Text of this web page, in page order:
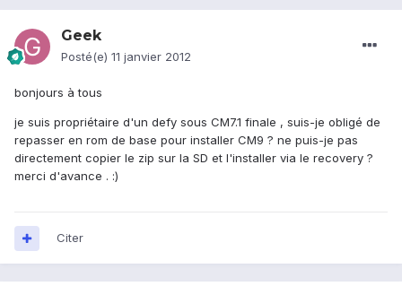
Geek
Posté(e) 11 janvier 2012
bonjours à tous
je suis propriétaire d'un defy sous CM7.1 finale , suis-je obligé de
repasser en rom de base pour installer CM9 ? ne puis-je pas
directement copier le zip sur la SD et l'installer via le recovery ?
merci d'avance . :)
Citer